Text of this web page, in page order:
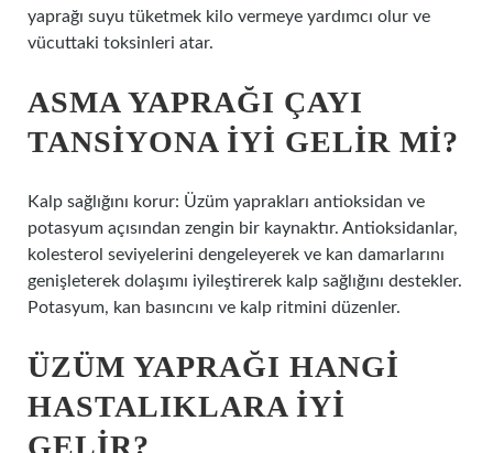
yaprağı suyu tüketmek kilo vermeye yardımcı olur ve
vücuttaki toksinleri atar.
ASMA YAPRAĞI ÇAYI
TANSIYONA IYI GELIR MI?
Kalp sağlığını korur: Üzüm yaprakları antioksidan ve
potasyum açısından zengin bir kaynaktır. Antioksidanlar,
kolesterol seviyelerini dengeleyerek ve kan damarlarını
genişleterek dolaşımı iyileştirerek kalp sağlığını destekler.
Potasyum, kan basıncını ve kalp ritmini düzenler.
ÜZÜM YAPRAĞI HANGI
HASTALIKLARA IYI
GELIR?